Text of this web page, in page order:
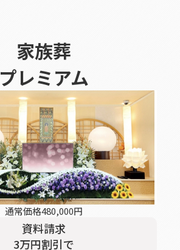
家族葬
プレミアム
通常価格480,000円
資料請求
3万円割引で